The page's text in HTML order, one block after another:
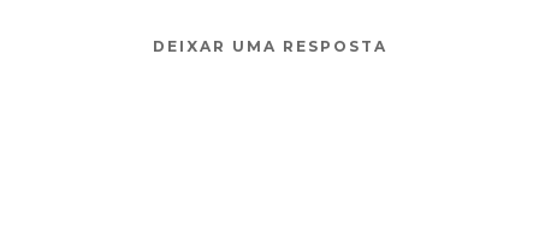
DEIXAR UMA RESPOSTA